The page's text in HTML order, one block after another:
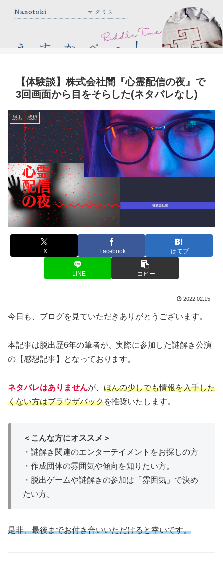
【体験談】株式会社闇『​心霊配信の夜』で
3回画面から目をそらした(ネタバレなし)
脱出 感想
X Facebook はてブ
LINE コピー
2022.02.15
今日も、ブログを見ていただきありがとうございます。
本記事は脱出歴6年の筆者が、実際に参加した謎解き公演
の【感想記事】となっております。
ネタバレはありませんが、 ほんの少しでも情報を入手した
くない方はブラウザバックを推奨いたします。
＜こんな方にオススメ＞
・謎解き関連のエンターテイメントをお探しの方
・作成団体の雰囲気や傾向を知りたい方。
・脱出ゲームや謎解きの参加は「雰囲気」で決め
たい方。
是非、最後までお付き合いいただけると幸いです。